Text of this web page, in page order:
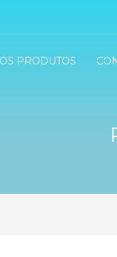
PRODUTOS